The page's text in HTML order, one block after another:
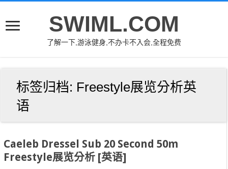
SWIML.COM
了解一下,游泳健身,不办卡不入会,全程免费
标签归档: Freestyle展览分析英
语
Caeleb Dressel Sub 20 Second 50m
Freestyle展览分析 [英语]